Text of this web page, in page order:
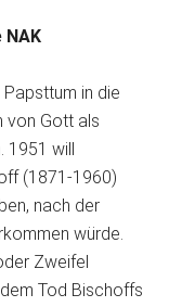
NAK
in die
von Gott als
1951 will
(1871-1960)
nach der
würde.
Zweifel
Tod Bischoffs